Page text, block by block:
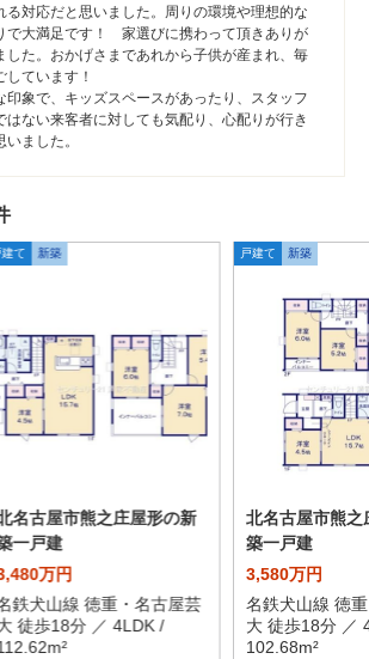
る対応だと思いました。周りの環境や理想的な
で大満足です！ 家選びに携わって頂きありが
した。おかげさまであれから子供が産まれ、毎
しています！
印象で、キッズスペースがあったり、スタッフ
はない来客者に対しても気配り、心配りが行き
ました。
建て 新築
名古屋市熊之庄屋形の新
一戸建
万円
鉄犬山線 徳重・名古屋芸
徒歩18分 ／ 4LDK /
戸建て 新築
北名古屋市熊之
築一戸建
3,580万円
名鉄犬山線 徳
大 徒歩18分 ／
102.68m²